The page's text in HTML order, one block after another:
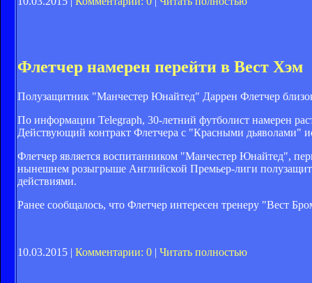
Флетчер намерен перейти в Вест Хэм
Полузащитник "Манчестер Юнайтед" Даррен Флетчер
По информации Telegraph, 30-летний футболист намерен
Действующий контракт Флетчера с "Красными дьяволами"
Флетчер является воспитанником "Манчестер Юнайтед",
нынешнем розыгрыше Английской Премьер-лиги
действиями.
Ранее сообщалось, что Флетчер интересен тренеру "Вест
10.03.2015 | Комментарии: 0 | Читать полностью